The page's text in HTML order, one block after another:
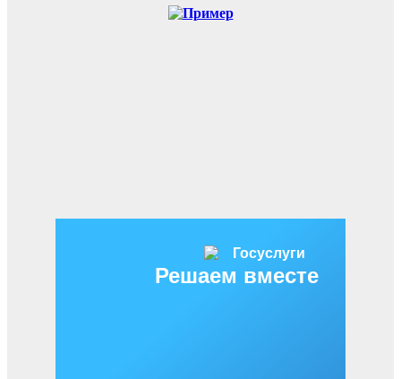
Решаем вместе